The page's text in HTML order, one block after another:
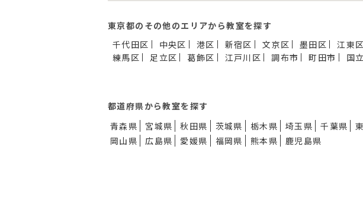
東京都のその他のエリアから教室を探す
千代田区
中央区 港区 新宿区 文京区 墨田区 江東区
練馬区
足立区 葛飾区 江戸川区 調布市 町田市 国
都道府県から教室を探す
青森県
宮城県 秋田県 茨城県 栃木県 埼玉県 千葉県
岡山県
広島県 愛媛県 福岡県 熊本県 鹿児島県